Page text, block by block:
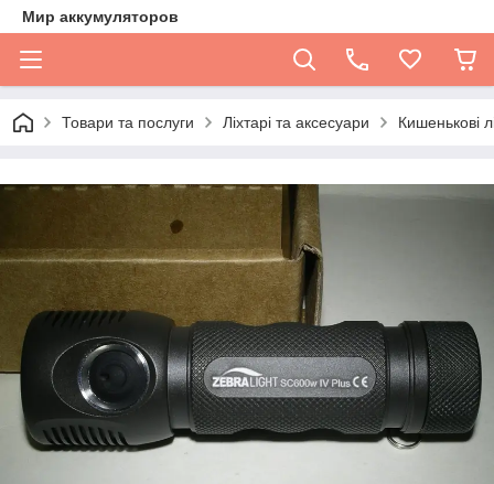
Мир аккумуляторов
Товари та послуги Ліхтарі та аксесуари Кишенькові